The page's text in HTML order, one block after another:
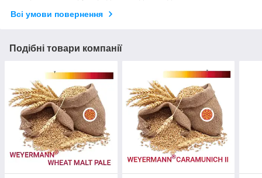
Всі умови повернення
Подібні товари компанії